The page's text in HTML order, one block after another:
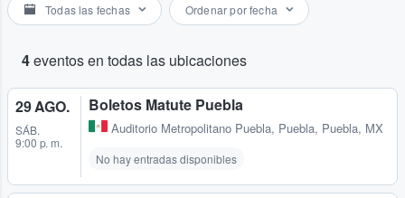
Todas las fechas Ordenar por fecha
4eventos en todas las ubicaciones
29 AGO.
SÁB.
9:00 p. m.
Boletos Matute Puebla
Auditorio Metropolitano Puebla, Puebla, Puebla, MX
No hay entradas disponibles